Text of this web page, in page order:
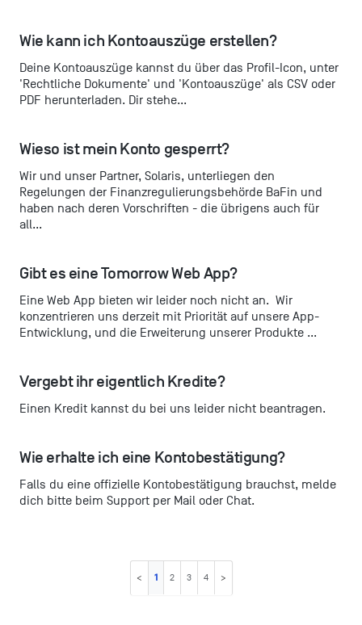
Wie kann ich Kontoauszüge erstellen?
Deine Kontoauszüge kannst du über das Profil-Icon, unter
'Rechtliche Dokumente' und 'Kontoauszüge' als CSV oder
PDF herunterladen. Dir stehe...
Wieso ist mein Konto gesperrt?
Wir und unser Partner, Solaris, unterliegen den
Regelungen der Finanzregulierungsbehörde BaFin und
haben nach deren Vorschriften - die übrigens auch für
all...
Gibt es eine Tomorrow Web App?
Eine Web App bieten wir leider noch nicht an. Wir
konzentrieren uns derzeit mit Priorität auf unsere App-
Entwicklung, und die Erweiterung unserer Produkte ...
Vergebt ihr eigentlich Kredite?
Einen Kredit kannst du bei uns leider nicht beantragen.
Wie erhalte ich eine Kontobestätigung?
Falls du eine offizielle Kontobestätigung brauchst, melde
dich bitte beim Support per Mail oder Chat.
1 2 3 4